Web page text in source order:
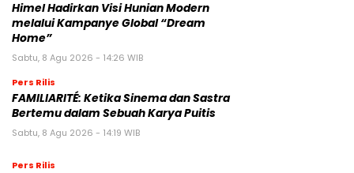
Himel Hadirkan Visi Hunian Modern
melalui Kampanye Global “Dream
Home”
Sabtu, 8 Agu 2026 - 14:26 WIB
Pers Rilis
FAMILIARITÉ: Ketika Sinema dan Sastra
Bertemu dalam Sebuah Karya Puitis
Sabtu, 8 Agu 2026 - 14:19 WIB
Pers Rilis